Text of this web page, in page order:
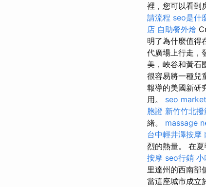
裡，您可以看到
請流程 seo是什
店 自助餐外燴
明了為什麼值得
代廣場上行走，
美，峽谷和黃石
很容易將一種兒
報導的美國新研
用。 seo
胞證 新竹竹北撥
緒。 massage
台中輕井澤按摩
烈的熱量。 在
按摩 seo行銷 小
里達州的西南部
當這座城市成立